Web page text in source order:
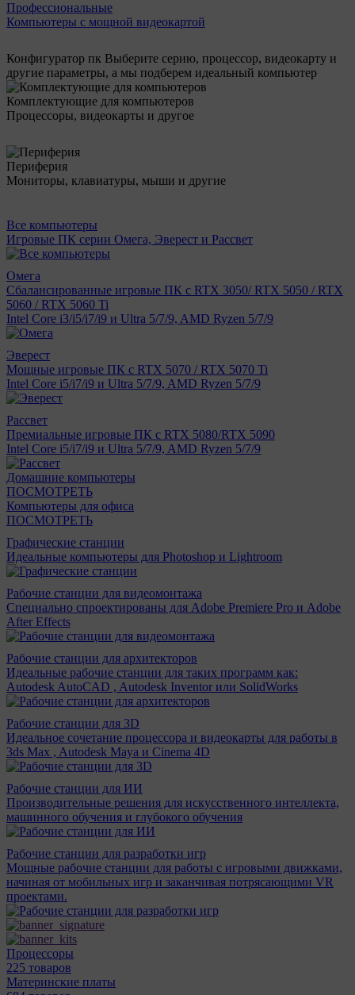
Профессиональные
Компьютеры с мощной видеокартой
Конфигуратор пк Выберите серию, процессор, видеокарту и
другие параметры, а мы подберем идеальный компьютер
Комплектующие для компьютеров
Процессоры, видеокарты и другое
Периферия
Мониторы, клавиатуры, мыши и другие
Все компьютеры
Игровые ПК серии Омега, Эверест и Рассвет
Омега
Сбалансированные игровые ПК с RTX 3050/ RTX 5050 / RTX
5060 / RTX 5060 Ti
Intel Core i3/i5/i7/i9 и Ultra 5/7/9, AMD Ryzen 5/7/9
Эверест
Мощные игровые ПК с RTX 5070 / RTX 5070 Ti
Intel Core i5/i7/i9 и Ultra 5/7/9, AMD Ryzen 5/7/9
Рассвет
Премиальные игровые ПК с RTX 5080/RTX 5090
Intel Core i5/i7/i9 и Ultra 5/7/9, AMD Ryzen 5/7/9
Домашние компьютеры
ПОСМОТРЕТЬ
Компьютеры для офиса
ПОСМОТРЕТЬ
Графические станции
Идеальные компьютеры для Photoshop и Lightroom
Рабочие станции для видеомонтажа
Специально спроектированы для Adobe Premiere Pro и Adobe
After Effects
Рабочие станции для архитекторов
Идеальные рабочие станции для таких программ как:
Autodesk AutoCAD , Autodesk Inventor или SolidWorks
Рабочие станции для 3D
Идеальное сочетание процессора и видеокарты для работы в
3ds Max , Autodesk Maya и Cinema 4D
Рабочие станции для ИИ
Производительные решения для искусственного интеллекта,
машинного обучения и глубокого обучения
Рабочие станции для разработки игр
Мощные рабочие станции для работы с игровыми движками,
начиная от мобильных игр и заканчивая потрясающими VR
проектами.
Процессоры
225 товаров
Материнcкие платы